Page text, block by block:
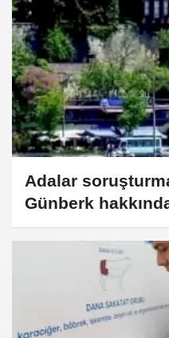
Adalar
Günberk
Çürüksulu Yalısı